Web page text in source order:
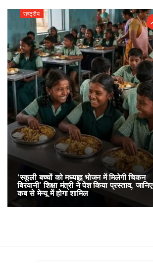
राष्ट्रीय
‘स्कूली बच्चों को मध्याह्न भोजन में मिलेगी चिकन
बिरयानी’ शिक्षा मंत्री ने पेश किया प्रस्ताव, जानिए
कब से मेन्यू में होगा शामिल